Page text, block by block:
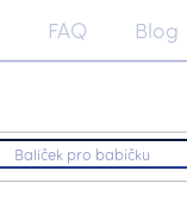
FAQ Blog